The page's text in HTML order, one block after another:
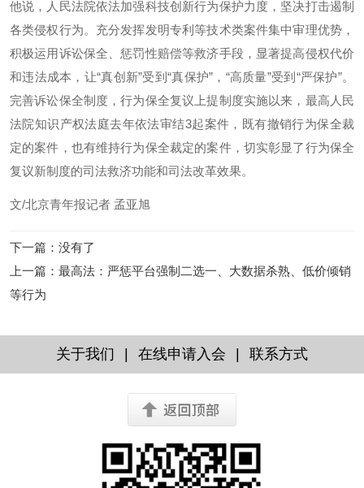
他说，人民法院依法加强科技创新行为保护力度，坚决打击遏制
各类侵权行为。充分发挥发明专利等技术类案件集中审理优势，
积极运用诉讼保全、惩罚性赔偿等救济手段，显著提高侵权代价
和违法成本，让“真创新”受到“真保护”，“高质量”受到“严保护”。
完善诉讼保全制度，行为保全复议上提制度实施以来，最高人民
法院知识产权法庭去年依法审结3起案件，既有撤销行为保全裁
定的案件，也有维持行为保全裁定的案件，切实彰显了行为保全
复议新制度的司法救济功能和司法改革效果。
文/北京青年报记者 孟亚旭
下一篇 ：没有了
上一篇 ： 最高法：严惩平台强制二选一、大数据杀熟、低价倾销
等行为
关于我们 | 在线申请入会 | 联系方式